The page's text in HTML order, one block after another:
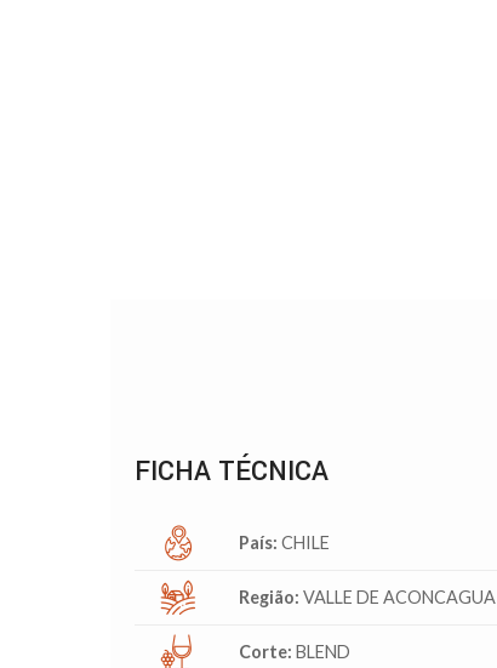
FICHA TÉCNICA
País: CHILE
Região: VALLE DE ACONCAGUA
Corte: BLEND